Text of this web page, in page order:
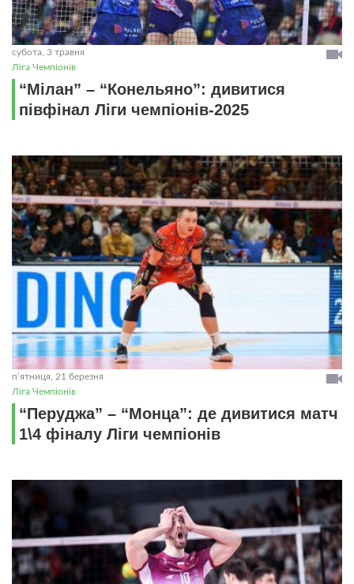
субота, 3 травня
Ліга Чемпіонів
“Мілан” – “Конельяно”: дивитися
півфінал Ліги чемпіонів-2025
пʼятниця, 21 березня
Ліга Чемпіонів
“Перуджа” – “Монца”: де дивитися матч
1\4 фіналу Ліги чемпіонів